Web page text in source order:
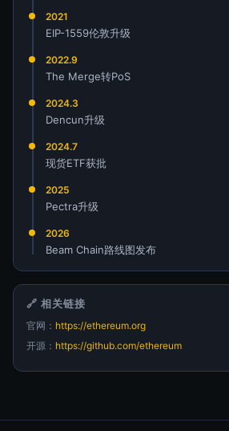
2021
EIP-1559伦敦升级
2022.9
The Merge转PoS
2024.3
Dencun升级
2024.7
现货ETF获批
2025
Pectra升级
2026
Beam Chain路线图发布
🔗 相关链接
官网： https://ethereum.org
开源： https://github.com/ethereum